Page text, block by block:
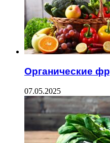
Органические
07.05.2025